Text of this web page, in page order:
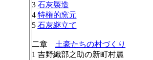
3 石灰製造
4 特権的窯元
5 石灰継立て
二章 土豪たちの村づくり
1 吉野織部之助の新町村麗